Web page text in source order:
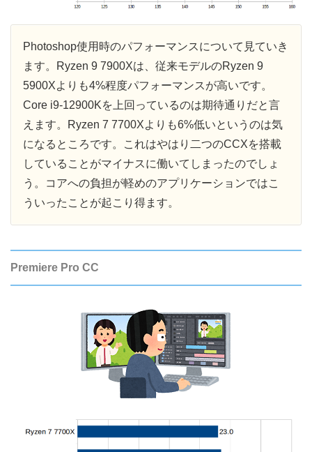
Photoshop使用時のパフォーマンスについて見ていき
ます。Ryzen 9 7900Xは、従来モデルのRyzen 9
5900Xよりも4%程度パフォーマンスが高いです。
Core i9-12900Kを上回っているのは期待通りだと言
えます。Ryzen 7 7700Xよりも6%低いというのは気
になるところです。これはやはり二つのCCXを搭載
していることがマイナスに働いてしまったのでしょ
う。コアへの負担が軽めのアプリケーションではこ
ういったことが起こり得ます。
Premiere Pro CC